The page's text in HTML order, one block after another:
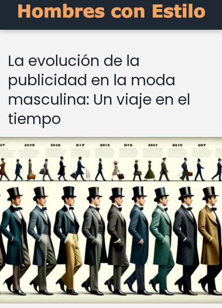
La evolución de la
publicidad en la moda
masculina: Un viaje en el
tiempo